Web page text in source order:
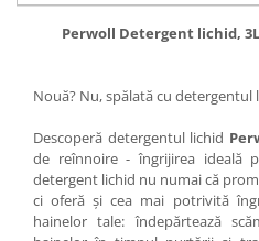
Perwoll Detergent lichid,
Nouă? Nu, spălată cu detergentul
Descoperă detergentul lichid
de reînnoire - îngrijirea ideală
detergent lichid nu numai că
ci oferă și cea mai potrivită
hainelor tale: îndepărtează